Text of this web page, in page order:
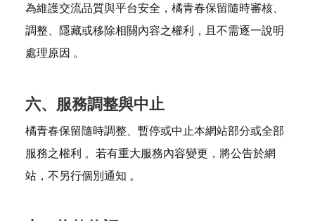
為維護交流品質與平台安全，橘青春保留隨時審核、
調整、隱藏或移除相關內容之權利，且不需逐一說明
處理原因 。
六、服務調整與中止
橘青春保留隨時調整、暫停或中止本網站部分或全部
服務之權利 。若有重大服務內容變更，將公告於網
站，不另行個別通知 。